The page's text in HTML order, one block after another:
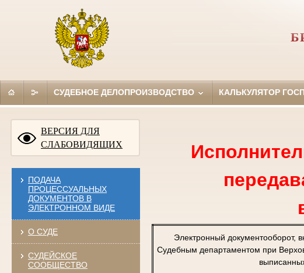
СУДЕБНОЕ ДЕЛОПРОИЗВОДСТВО КАЛЬКУЛЯТОР
ВЕРСИЯ ДЛЯ
СЛАБОВИДЯЩИХ
ПОДАЧА
ПРОЦЕССУАЛЬНЫХ
ДОКУМЕНТОВ В
ЭЛЕКТРОННОМ ВИДЕ
О СУДЕ
СУДЕЙСКОЕ
СООБЩЕСТВО
Электронный
Судебным департаментом при